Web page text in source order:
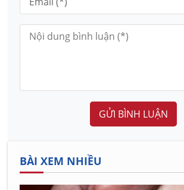
GỬI BÌNH LUẬN
BÀI XEM NHIỀU